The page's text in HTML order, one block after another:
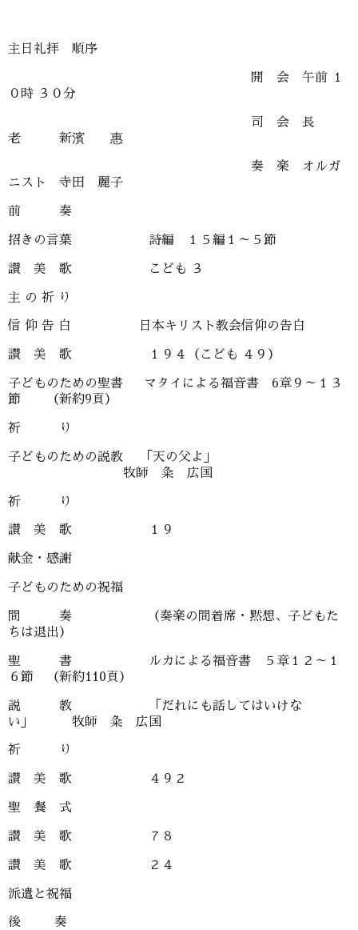
主日礼拝 順序
開 会 午前 １
０時 ３０分
司 会 長
老 新濱 惠
奏 楽 オルガ
ニスト 寺田 麗子
前 奏
招きの言葉 詩編 １５編１～５節
讃 美 歌 こども ３
主 の 祈 り
信 仰 告 白 日本キリスト教会信仰の告白
讃 美 歌 １９４（こども ４９）
子どものための聖書 マタイによる福音書 6章９～１３
節 （新約9頁）
祈 り
子どものための説教 「天の父よ」
牧師 粂 広国
祈 り
讃 美 歌 １９
献金・感謝
子どものための祝福
間 奏 （奏楽の間着席・黙想、子どもた
ちは退出）
聖 書 ルカによる福音書 ５章１２～１
６節 （新約110頁）
説 教 「だれにも話してはいけな
い」 牧師 粂 広国
祈 り
讃 美 歌 ４９２
聖 餐 式
讃 美 歌 ７８
讃 美 歌 ２４
派遣と祝福
後 奏